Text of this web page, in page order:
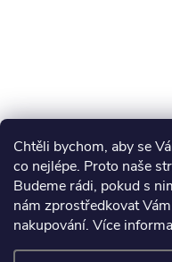
Chtěli bychom, aby se
co nejlépe. Proto naše
Budeme rádi, pokud s
nám zprostředkovat
nakupování. Více